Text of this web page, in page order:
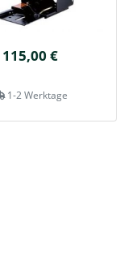
115,00 €
1-2 Werktage